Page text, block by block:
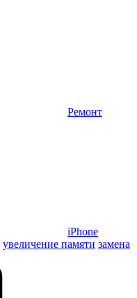
Ремонт
iPhone
увеличение памяти замена